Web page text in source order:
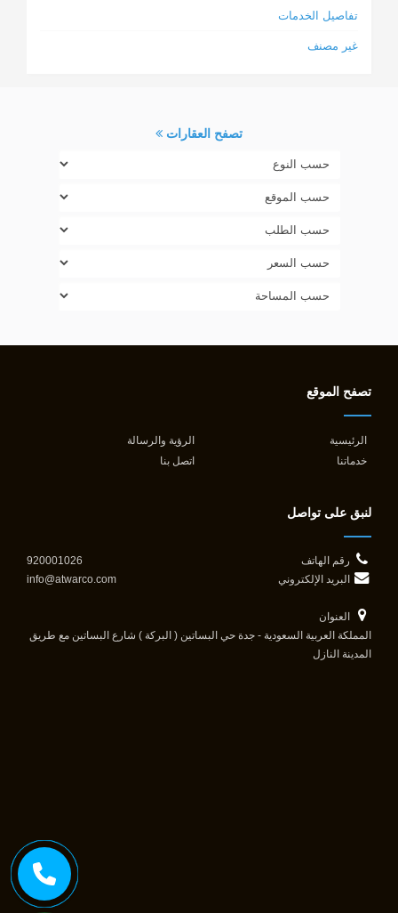
تفاصيل الخدمات
غير مصنف
تصفح العقارات
تصفح الموقع
الرئيسية
الرؤية والرسالة
خدماتنا
اتصل بنا
لنبق على تواصل
رقم الهاتف
920001026
البريد الإلكتروني
info@atwarco.com
العنوان
المملكة العربية السعودية - جدة حي البساتين ( البركة ) شارع البساتين مع طريق
المدينة النازل